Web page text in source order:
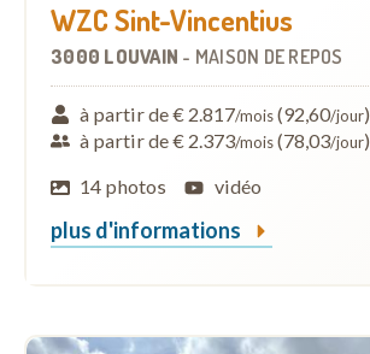
WZC Sint-Vincentius
3000 LOUVAIN - MAISON DE REPOS
à partir de € 2.817/mois(92,60/jour)
à partir de € 2.373/mois(78,03/jour)
14 photos
vidéo
plus d'informations